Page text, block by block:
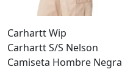
Carhartt Wip
Carhartt S/S Nelson
Camiseta Hombre Negra